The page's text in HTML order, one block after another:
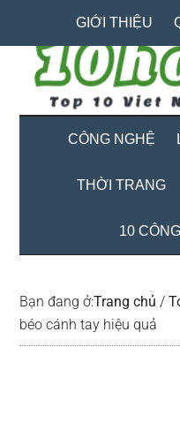
content
secondary
menu
primary
sidebar
GIỚI THIỆU
CÔNG NGHỆ
THỜI TRANG
10
Bạn đang ở:Trang chủ /
béo cánh tay hiệu quả